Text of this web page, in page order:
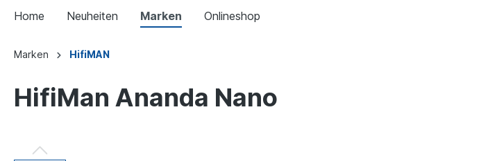
Home Neuheiten Marken Onlineshop
Marken HifiMAN
HifiMan Ananda Nano